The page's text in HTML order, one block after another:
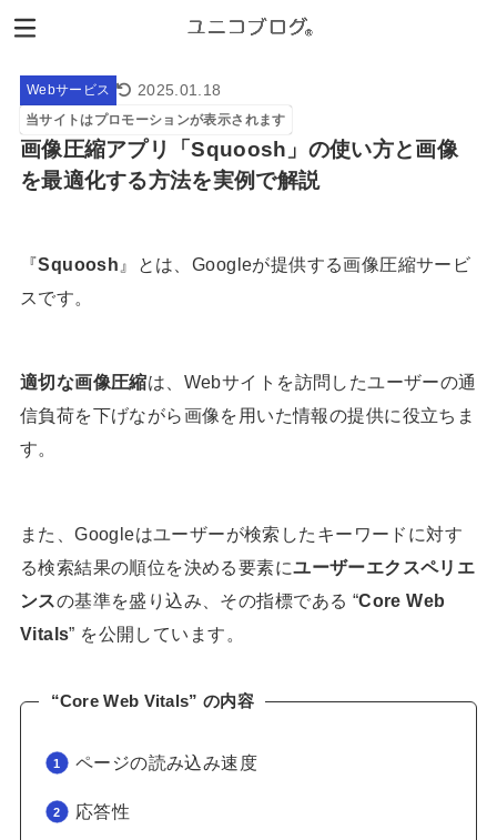
Webサービス 2025.01.18
当サイトはプロモーションが表示されます
画像圧縮アプリ「Squoosh」の使い方と画像
を最適化する方法を実例で解説
『Squoosh 』とは、Googleが提供する画像圧縮サービ
スです。
適切な画像圧縮は、Webサイトを訪問したユーザーの通
信負荷を下げながら画像を用いた情報の提供に役立ちま
す。
また、Googleはユーザーが検索したキーワードに対す
る検索結果の順位を決める要素にユーザーエクスペリエ
ンスの基準を盛り込み、その指標である “Core Web
Vitals” を公開しています。
“Core Web Vitals” の内容
ページの読み込み速度
応答性